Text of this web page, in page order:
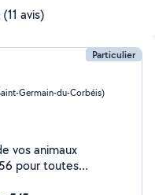
(11 avis)
Particulier
Germain-du-Corbéis)
vos animaux
pour toutes